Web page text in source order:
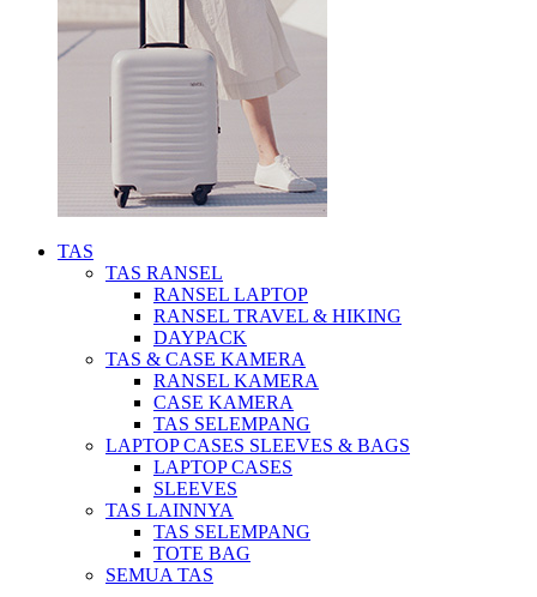
TAS
TAS RANSEL
RANSEL LAPTOP
RANSEL TRAVEL & HIKING
DAYPACK
TAS & CASE KAMERA
RANSEL KAMERA
CASE KAMERA
TAS SELEMPANG
LAPTOP CASES SLEEVES & BAGS
LAPTOP CASES
SLEEVES
TAS LAINNYA
TAS SELEMPANG
TOTE BAG
SEMUA TAS